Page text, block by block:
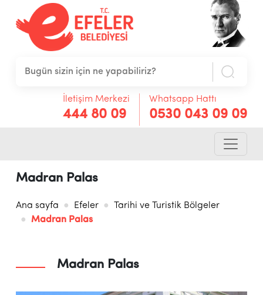
İletişim Merkezi
444 80 09
Whatsapp Hattı
0530 043 09 09
Madran Palas
Ana sayfa Efeler
Tarihi ve Turistik Bölgeler
Madran Palas
Madran Palas